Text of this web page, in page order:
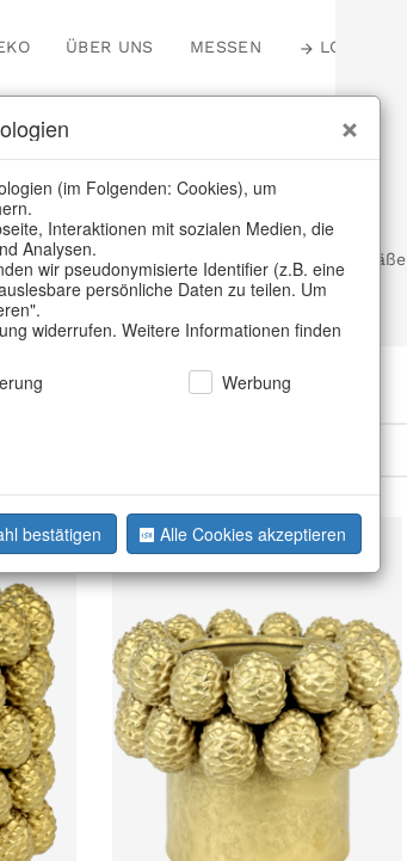
ÜBER UNS MESSEN LOGIN
für Händler
Garten & Outdoor Blumentöpfe & Pflanzgefäße
(im Folgenden: Cookies), um
Interaktionen mit sozialen Medien, die
Analysen.
wir pseudonymisierte Identifier (z.B. eine
persönliche Daten zu teilen. Um
widerrufen. Weitere Informationen finden
Werbung
bestätigen Alle Cookies akzeptieren